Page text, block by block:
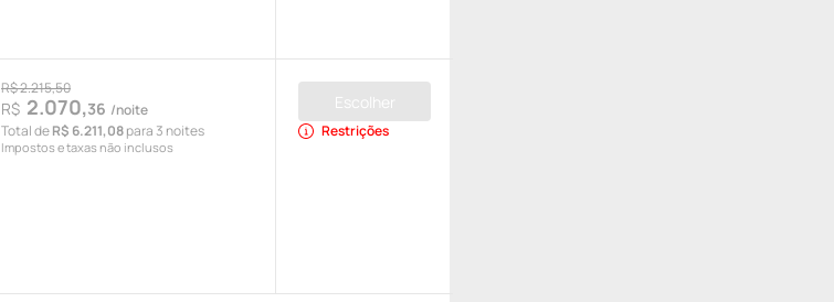
R$ 2.215,50
R$ 2.070,36 /noite
Total deR$ 6.211,08para 3 noites
Impostos e taxas não inclusos
Escolher
Restrições